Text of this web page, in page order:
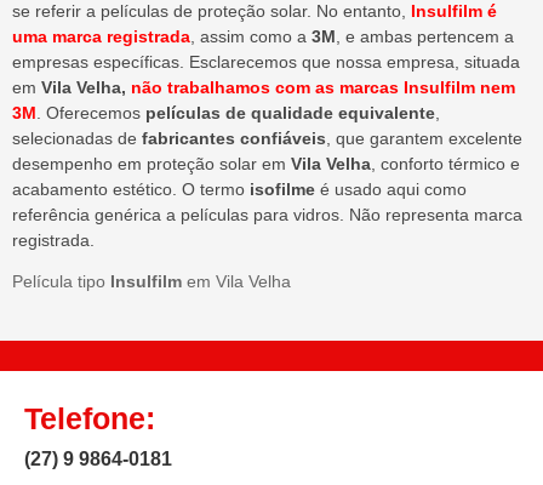
se referir a películas de proteção solar. No entanto, Insulfilm é
uma marca registrada, assim como a 3M, e ambas pertencem a
empresas específicas. Esclarecemos que nossa empresa, situada
em Vila Velha, não trabalhamos com as marcas Insulfilm nem
3M. Oferecemos películas de qualidade equivalente,
selecionadas de fabricantes confiáveis, que garantem excelente
desempenho em proteção solar em Vila Velha, conforto térmico e
acabamento estético. O termo isofilme é usado aqui como
referência genérica a películas para vidros. Não representa marca
registrada.
Película tipo Insulfilm em Vila Velha
Telefone:
(27) 9 9864-0181